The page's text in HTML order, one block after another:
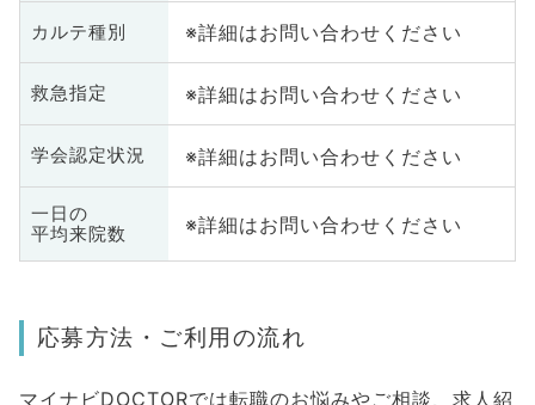
カルテ種別 ※詳細はお問い合わせください
救急指定 ※詳細はお問い合わせください
学会認定状況 ※詳細はお問い合わせください
一日の
平均来院数
※詳細はお問い合わせください
応募方法・ご利用の流れ
マイナビDOCTORでは転職のお悩みやご相談、求人紹